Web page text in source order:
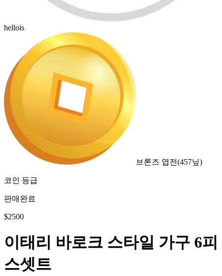
hellois
브론즈 엽전(457닢)
코인 등급
판매완료
$2500
이태리 바로크 스타일 가구 6피
스셋트